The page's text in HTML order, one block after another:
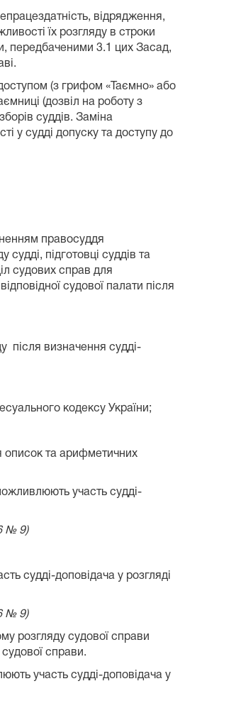
відрядження,
їх розгляду в строки
передбаченими 3.1 цих Засад,
(з грифом «Таємно» або
(дозвіл на роботу з
суддів. Заміна
у судді допуску та доступу до
правосуддя
підготовці суддів та
судових справ для
судової палати після
після визначення судді-
кодексу України;
описок та арифметичних
участь судді-
№ 9)
судді-доповідача у розгляді
№ 9)
розгляду судової справи
справи.
участь судді-доповідача у